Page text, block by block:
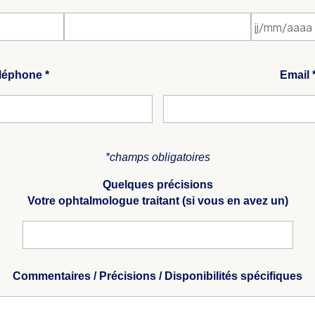
* Email
*champs obligatoires
Quelques précisions
Votre ophtalmologue traitant (si vous en avez un)
Commentaires / Précisions / Disponibilités spécifiques